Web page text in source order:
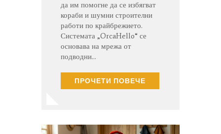
да им помогне да се избягват
кораби и шумни строителни
работи по крайбрежието.
Системата „OrcaHello“ се
основава на мрежа от
подводни…
ПРОЧЕТИ ПОВЕЧЕ